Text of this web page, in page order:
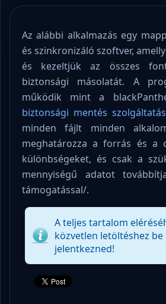
Az alábbi alkalmazás egy
és szinkronizáló szoftver,
és kezeltjük az összes
biztonsági másolatát. A
működik mint a
biztonsági mentés
minden fájlt minden
meghatározza a forrás és a
különbségeket, és csak a
mennyiségű adatot
támogatással/.
A teljes tartalom
közvetlen letöltéshez be
jelentkezned!